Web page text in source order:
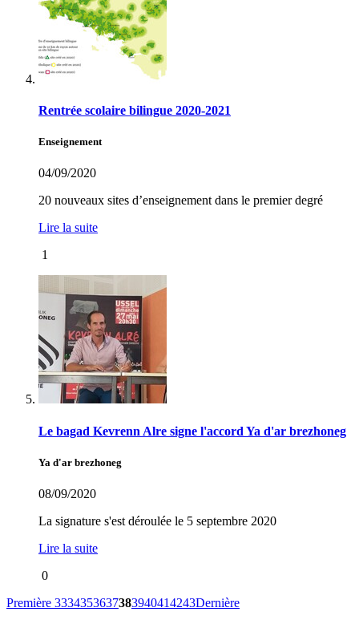
Rentrée scolaire bilingue 2020-2021
Enseignement
04/09/2020
20 nouveaux sites d’enseignement dans le premier degré
Lire la suite
1
Le bagad Kevrenn Alre signe l'accord Ya d'ar brezhoneg
Ya d'ar brezhoneg
08/09/2020
La signature s'est déroulée le 5 septembre 2020
Lire la suite
0
Première 3334353637383940414243Dernière